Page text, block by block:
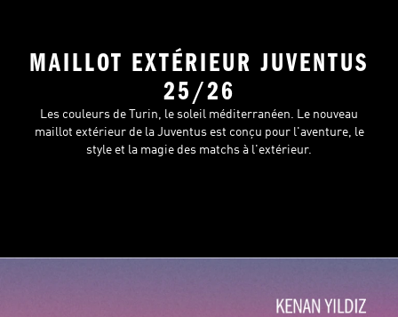
MAILLOT EXTÉRIEUR JUVENTUS
25/26
Les couleurs de Turin, le soleil méditerranéen. Le nouveau
maillot extérieur de la Juventus est conçu pour l'aventure, le
style et la magie des matchs à l'extérieur.